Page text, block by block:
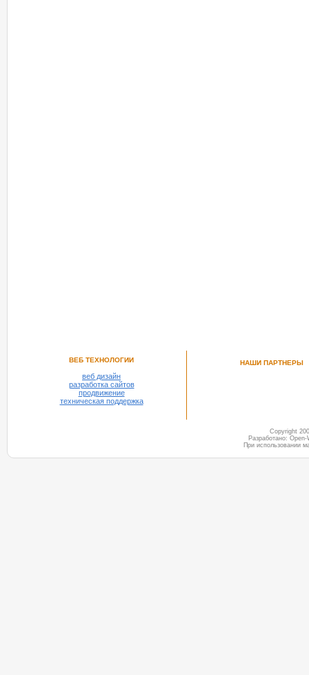
ВЕБ ТЕХНОЛОГИИ
веб дизайн
разработка сайтов
продвижение
техническая поддержка
НАШИ ПАРТНЕРЫ
Copyright
Разработано:
При использовании